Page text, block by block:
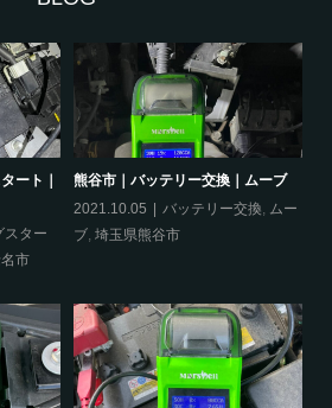
ート｜
スター
市
熊谷市｜バッテリー交換｜ムーブ
2021.10.05
バッテリー交換, ムー
ブ, 埼玉県熊谷市